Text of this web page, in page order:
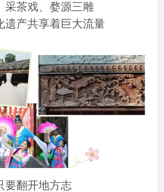
采茶戏、婺源三雕
遗产共享着巨大流量
要翻开地方志